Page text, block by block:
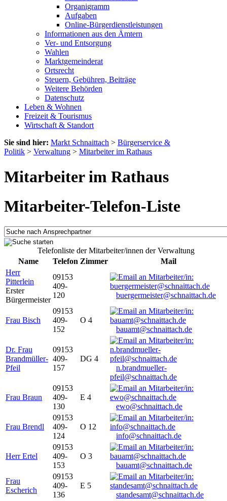
Organigramm
Aufgaben
Online-Bürgerdienstleistungen
Informationen aus den Ämtern
Ver- und Entsorgung
Wahlen
Marktgemeinderat
Ortsrecht
Steuern, Gebühren, Beiträge
Weitere Behörden
Datenschutz
Leben & Wohnen
Freizeit & Tourismus
Wirtschaft & Standort
Sie sind hier: Markt Schnaittach > Bürgerservice &
Politik > Verwaltung > Mitarbeiter im Rathaus
Mitarbeiter im Rathaus
Mitarbeiter-Telefon-Liste
Telefonliste der Mitarbeiter/innen der Verwaltung
Name
Telefon Zimmer
Mail
Herr
Pitterlein
Erster
Bürgermeister
09153
409-
120
buergermeister@schnaittach.de
Frau Bisch
09153
409-
152
O 4
bauamt@schnaittach.de
Dr. Frau
Brandmüller-
Pfeil
09153
409-
157
DG 4
n.brandmueller-
pfeil@schnaittach.de
Frau Braun
09153
409-
130
E 4
ewo@schnaittach.de
Frau Brendl
09153
409-
124
O 12
info@schnaittach.de
Herr Ertel
09153
409-
153
O 3
bauamt@schnaittach.de
Frau
Escherich
09153
409-
136
E 5
standesamt@schnaittach.de